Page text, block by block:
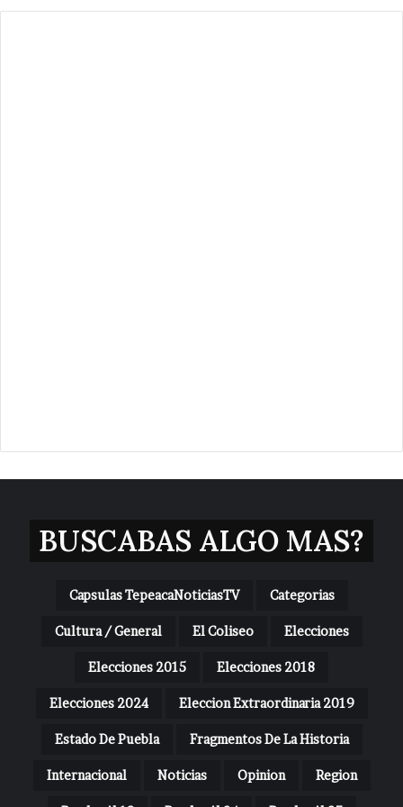
BUSCABAS ALGO MAS?
Capsulas TepeacaNoticiasTV Categorias
Cultura / General El Coliseo Elecciones
Elecciones 2015 Elecciones 2018
Elecciones 2024 Eleccion Extraordinaria 2019
Estado De Puebla Fragmentos De La Historia
Internacional Noticias Opinion Region